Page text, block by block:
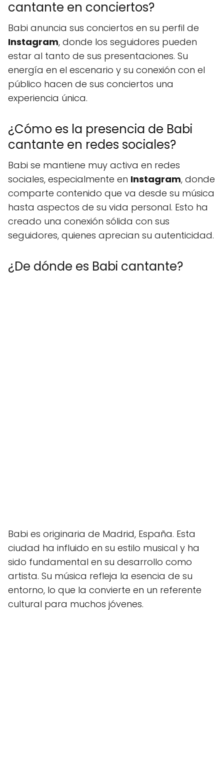
cantante en conciertos?
Babi anuncia sus conciertos en su perfil de
Instagram, donde los seguidores pueden
estar al tanto de sus presentaciones. Su
energía en el escenario y su conexión con el
público hacen de sus conciertos una
experiencia única.
¿Cómo es la presencia de Babi
cantante en redes sociales?
Babi se mantiene muy activa en redes
sociales, especialmente en Instagram, donde
comparte contenido que va desde su música
hasta aspectos de su vida personal. Esto ha
creado una conexión sólida con sus
seguidores, quienes aprecian su autenticidad.
¿De dónde es Babi cantante?
Babi es originaria de Madrid, España. Esta
ciudad ha influido en su estilo musical y ha
sido fundamental en su desarrollo como
artista. Su música refleja la esencia de su
entorno, lo que la convierte en un referente
cultural para muchos jóvenes.